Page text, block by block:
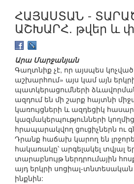
ՀԱՅԱՍՏԱՆ -
ԱՇԽԱՐՀ. թվեր և
Արա Մարջանյան
Գաղտնիք չէ, որ այսպես
աշխարհում» այս կամ այն
պատկերացումների
ազդում են մի շարք հայտնի
կառույցների և ազդեցիկ
կազմակերպությունների
հրապարակվող ցուցիչներն
Դրանք հաճախ կարող են
հակառակը՝ արգելակել տվյալ
տարաբնույթ ներդրումային
այդ երկրի սոցիալ-
ինքնին: